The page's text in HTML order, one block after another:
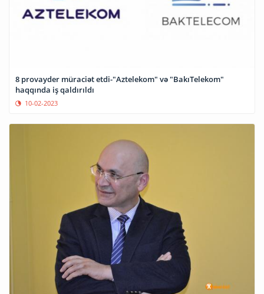
8 provayder müraciət etdi-"Aztelekom" və "BakıTelekom"
haqqında iş qaldırıldı
10-02-2023